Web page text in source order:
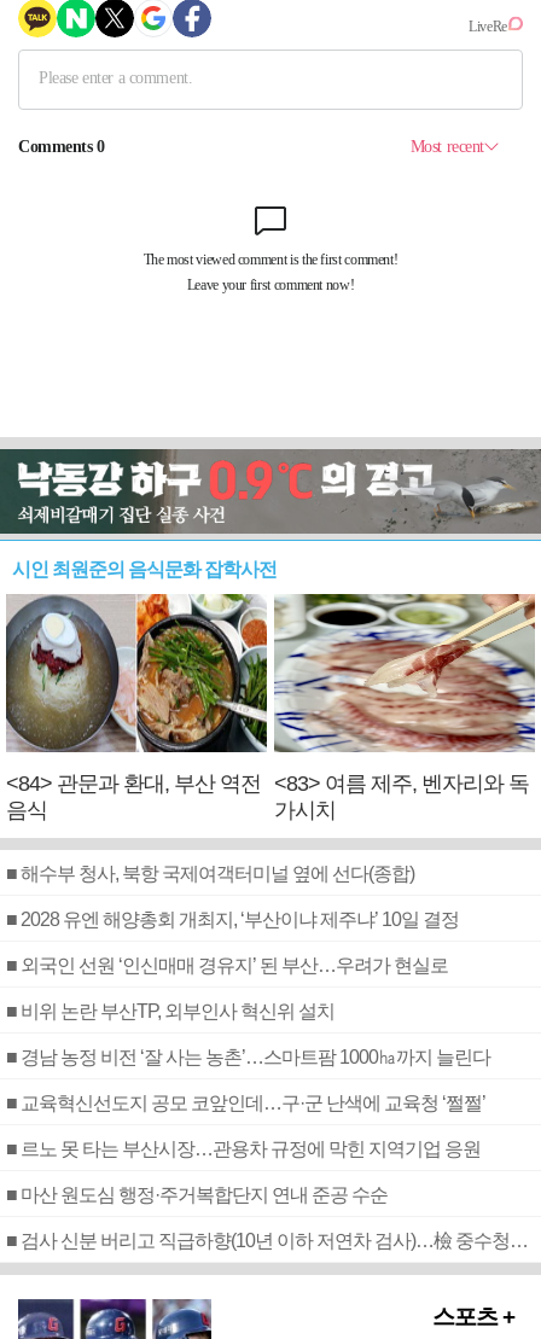
시인 최원준의 음식문화 잡학사전
<84> 관문과 환대, 부산 역전
음식
<83> 여름 제주, 벤자리와 독
가시치
■ 해수부 청사, 북항 국제여객터미널 옆에 선다(종합)
■ 2028 유엔 해양총회 개최지, ‘부산이냐 제주냐’ 10일 결정
■ 외국인 선원 ‘인신매매 경유지’ 된 부산…우려가 현실로
■ 비위 논란 부산TP, 외부인사 혁신위 설치
■ 경남 농정 비전 ‘잘 사는 농촌’…스마트팜 1000㏊까지 늘린다
■ 교육혁신선도지 공모 코앞인데…구·군 난색에 교육청 ‘쩔쩔’
■ 르노 못 타는 부산시장…관용차 규정에 막힌 지역기업 응원
■ 마산 원도심 행정·주거복합단지 연내 준공 수순
■ 검사 신분 버리고 직급하향(10년 이하 저연차 검사)…檢 중수청행 기피
스포츠 +